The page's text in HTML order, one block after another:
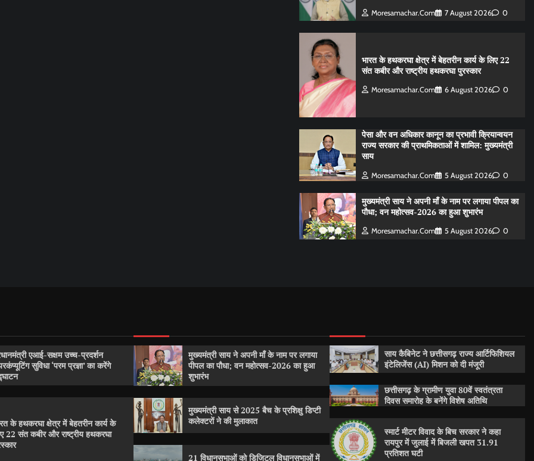
Moresamachar.com 7 August 2026 0
भारत के हथकरघा क्षेत्र में बेहतरीन कार्य के लिए 22
संत कबीर और राष्ट्रीय हथकरघा पुरस्कार
Moresamachar.com 6 August 2026 0
पेसा और वन अधिकार कानून का प्रभावी क्रियान्वयन
राज्य सरकार की प्राथमिकताओं में शामिल: मुख्यमंत्री
साय
Moresamachar.com 5 August 2026 0
मुख्यमंत्री साय ने अपनी माँ के नाम पर लगाया पीपल का
पौधा; वन महोत्सव-2026 का हुआ शुभारंभ
Moresamachar.com 5 August 2026 0
एआई-सक्षम उच्च-प्रदर्शन
सुविधा ‘परम प्रज्ञा’ का करेंगे
के हथकरघा क्षेत्र में बेहतरीन कार्य के
22 संत कबीर और राष्ट्रीय हथकरघा
मुख्यमंत्री साय ने अपनी माँ के नाम पर लगाया
पीपल का पौधा; वन महोत्सव-2026 का हुआ
शुभारंभ
मुख्यमंत्री साय से 2025 बैच के प्रशिक्षु डिप्टी
कलेक्टरों ने की मुलाकात
21 विधानसभाओं को डिजिटल विधानसभाओं में
साय कैबिनेट ने छत्तीसगढ़ राज्य आर्टिफिशियल
इंटेलिजेंस (AI) मिशन को दी मंजूरी
छत्तीसगढ़ के ग्रामीण युवा 80वें स्वतंत्रता
दिवस समारोह के बनेंगे विशेष अतिथि
स्मार्ट मीटर विवाद के बिच सरकार ने कहा
रायपुर में जुलाई में बिजली खपत 31.91
प्रतिशत घटी